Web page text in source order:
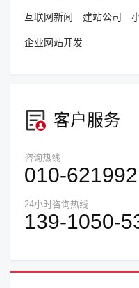
互联网新闻 建站公司
企业网站开发
客户服务
咨询热线
010-
24小时咨询热线
139-1050-